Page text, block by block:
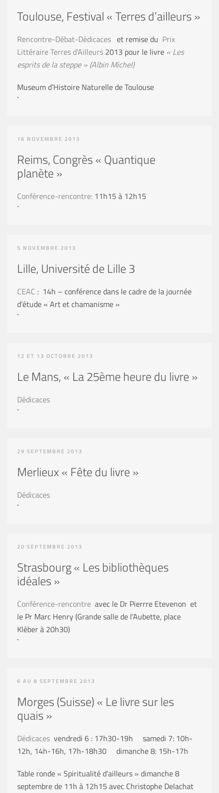
Toulouse, Festival « Terres d’ailleurs »
Rencontre-Débat-Dédicaces et remise du Prix
Littéraire Terres d’Ailleurs 2013 pour le livre « Les
esprits de la steppe » (Albin Michel)
Museum d’Histoire Naturelle de Toulouse
`
16 NOVEMBRE 2013
Reims, Congrès « Quantique
planète »
Conférence-rencontre: 11h15 à 12h15
`
5 NOVEMBRE 2013
Lille, Université de Lille 3
CEAC : 14h – conférence dans le cadre de la journée
d’étude « Art et chamanisme »
`
12 ET 13 OCTOBRE 2013
Le Mans, « La 25ème heure du livre »
Dédicaces
`
29 SEPTEMBRE 2013
Merlieux « Fête du livre »
Dédicaces
`
20 SEPTEMBRE 2013
Strasbourg « Les bibliothèques
idéales »
Conférence-rencontre avec le Dr Pierrre Etevenon et
le Pr Marc Henry (Grande salle de l’Aubette, place
Kléber à 20h30)
`
6 AU 8 SEPTEMBRE 2013
Morges (Suisse) « Le livre sur les
quais »
Dédicaces vendredi 6 : 17h30-19h samedi 7: 10h-
12h, 14h-16h, 17h-18h30 dimanche 8: 15h-17h
Table ronde « Spiritualité d’ailleurs » dimanche 8
septembre de 11h à 12h15 avec Christophe Delachat